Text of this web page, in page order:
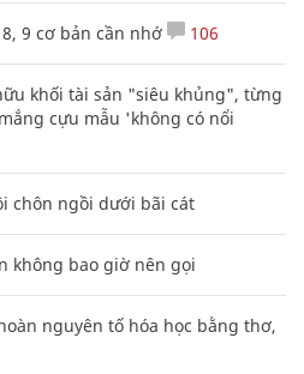
9 cơ bản cần nhớ 106
khối tài sản "siêu khủng", từng
cựu mẫu 'không có nổi
chôn ngồi dưới bãi cát
không bao giờ nên gọi
nguyên tố hóa học bằng thơ,